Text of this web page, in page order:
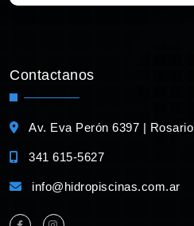
Contactanos
Av. Eva Perón 6397 | Rosario
341 615-5627
info@hidropiscinas.com.ar